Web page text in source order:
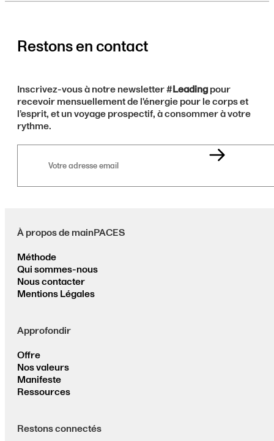
Restons en contact
Inscrivez-vous à notre newsletter #Leadingpour
recevoir mensuellement de l'énergie pour le corps et
l’esprit, et un voyage prospectif, à consommer à votre
rythme.
À propos de mainPACES
Méthode
Qui sommes-nous
Nous contacter
Mentions Légales
Approfondir
Offre
Nos valeurs
Manifeste
Ressources
Restons connectés